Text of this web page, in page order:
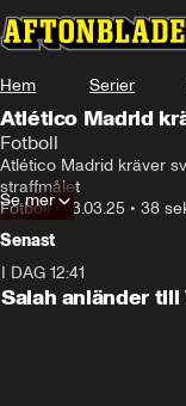
Hem Serier
Atlético Madrid
Fotboll
Atlético Madrid kräver
straffmålet
Fotboll•13.03.25 • 38
Se mer
Senast
I DAG 12:41
Salah anländer till